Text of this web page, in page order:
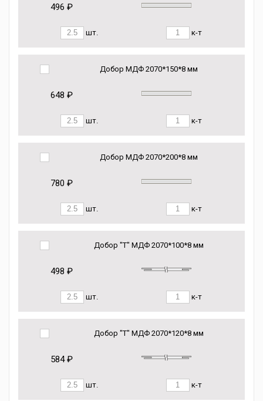
496 ₽
шт. к-т
Добор МДФ 2070*150*8 мм
648 ₽
шт. к-т
Добор МДФ 2070*200*8 мм
780 ₽
шт. к-т
Добор "Т" МДФ 2070*100*8 мм
498 ₽
шт. к-т
Добор "Т" МДФ 2070*120*8 мм
584 ₽
шт. к-т